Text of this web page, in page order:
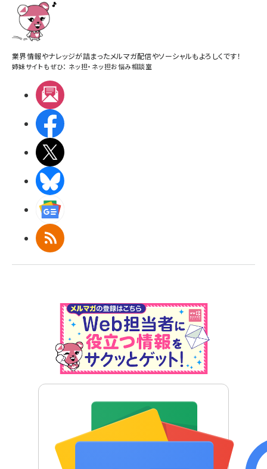
業界情報やナレッジが詰まったメルマガ配信やソーシャルもよろしくです！
姉妹サイトもぜひ： ネッ担・ ネッ担お悩み相談室
RSS